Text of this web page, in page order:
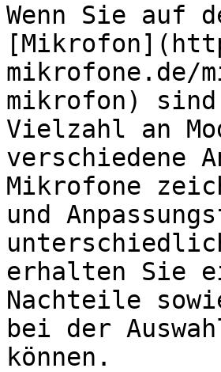
Wenn Sie auf
mikrofone.de/
mikrofon)
Vielzahl an
verschiedene
Mikrofone
und
erhalten Sie
Nachteile
bei der
können.